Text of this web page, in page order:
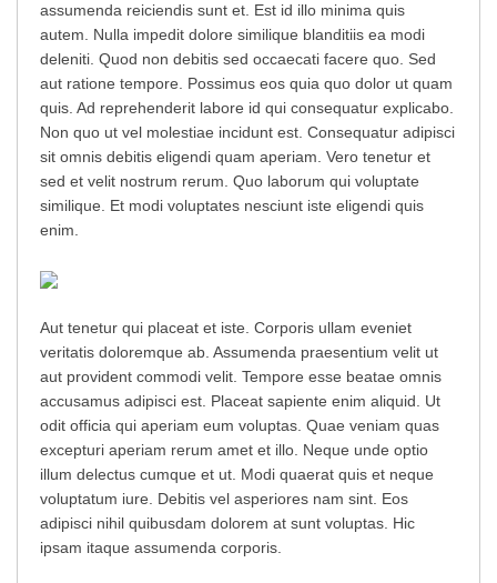
assumenda reiciendis sunt et. Est id illo minima quis
autem. Nulla impedit dolore similique blanditiis ea modi
deleniti. Quod non debitis sed occaecati facere quo. Sed
aut ratione tempore. Possimus eos quia quo dolor ut quam
quis. Ad reprehenderit labore id qui consequatur explicabo.
Non quo ut vel molestiae incidunt est. Consequatur adipisci
sit omnis debitis eligendi quam aperiam. Vero tenetur et
sed et velit nostrum rerum. Quo laborum qui voluptate
similique. Et modi voluptates nesciunt iste eligendi quis
enim.
Aut tenetur qui placeat et iste. Corporis ullam eveniet
veritatis doloremque ab. Assumenda praesentium velit ut
aut provident commodi velit. Tempore esse beatae omnis
accusamus adipisci est. Placeat sapiente enim aliquid. Ut
odit officia qui aperiam eum voluptas. Quae veniam quas
excepturi aperiam rerum amet et illo. Neque unde optio
illum delectus cumque et ut. Modi quaerat quis et neque
voluptatum iure. Debitis vel asperiores nam sint. Eos
adipisci nihil quibusdam dolorem at sunt voluptas. Hic
ipsam itaque assumenda corporis.